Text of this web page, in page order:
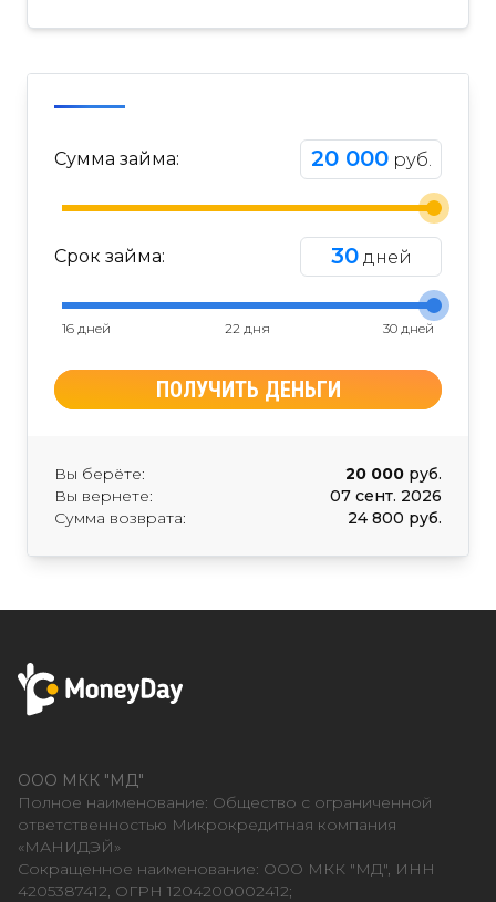
Сумма займа: 20 000 руб.
Срок займа: 30 дней
16 дней 22 дня 30 дней
ПОЛУЧИТЬ ДЕНЬГИ
Вы берёте: 20 000 руб.
Вы вернете:
07 сент. 2026
Сумма возврата:
24 800 руб.
ООО МКК "МД"
Полное наименование: Общество с ограниченной
ответственностью Микрокредитная компания
«МАНИДЭЙ»
Сокращенное наименование: ООО МКК "МД", ИНН
4205387412, ОГРН 1204200002412;